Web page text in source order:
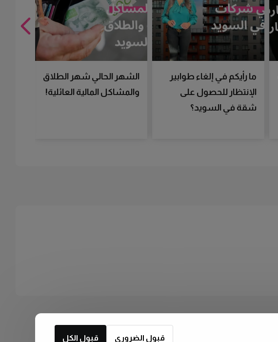
ما رأيكم في إلغاء طوابير
الإنتظار للحصول على
شقة في السويد؟
الشهر الحالي شهر الطلاق
والمشاكل المالية العائلية!
قبول الكل قبول الضروري